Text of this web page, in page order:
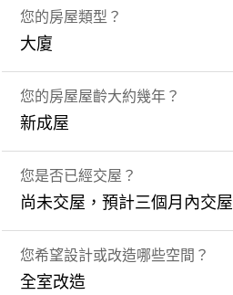
您的房屋類型？
大廈
您的房屋屋齡大約幾年？
新成屋
您是否已經交屋？
尚未交屋，預計三個月內交屋
您希望設計或改造哪些空間？
全室改造